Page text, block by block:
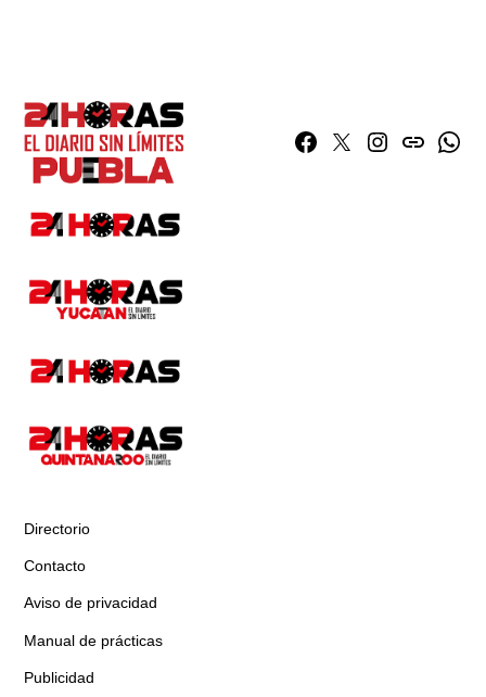
Facebook
TwitterInstagram
issuu
Directorio
Contacto
Aviso de privacidad
Manual de prácticas
Publicidad